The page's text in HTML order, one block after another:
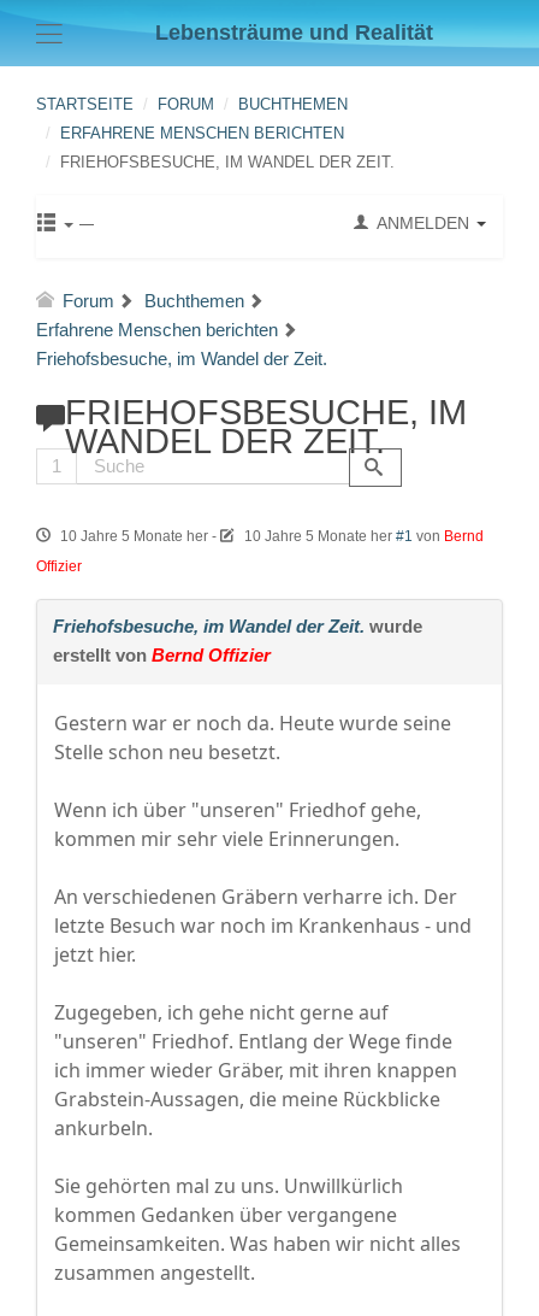
Lebensträume und Realität
STARTSEITE FORUM
BUCHTHEMEN
ERFAHRENE MENSCHEN BERICHTEN
FRIEHOFSBESUCHE, IM WANDEL DER ZEIT.
ANMELDEN
Forum
Buchthemen
Erfahrene Menschen berichten
Friehofsbesuche, im Wandel der Zeit.
FRIEHOFSBESUCHE, IM
WANDEL DER ZEIT.
1
10 Jahre 5 Monate her - 10 Jahre 5 Monate her #1 von Bernd
Offizier
Friehofsbesuche, im Wandel der Zeit. wurde
erstellt von Bernd Offizier
Gestern war er noch da. Heute wurde seine
Stelle schon neu besetzt.
Wenn ich über "unseren" Friedhof gehe,
kommen mir sehr viele Erinnerungen.
An verschiedenen Gräbern verharre ich. Der
letzte Besuch war noch im Krankenhaus - und
jetzt hier.
Zugegeben, ich gehe nicht gerne auf
"unseren" Friedhof. Entlang der Wege finde
ich immer wieder Gräber, mit ihren knappen
Grabstein-Aussagen, die meine Rückblicke
ankurbeln.
Sie gehörten mal zu uns. Unwillkürlich
kommen Gedanken über vergangene
Gemeinsamkeiten. Was haben wir nicht alles
zusammen angestellt.